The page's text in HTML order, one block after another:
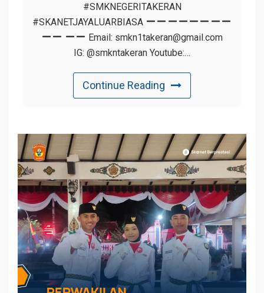
#SMKNEGERITAKERAN
#SKANETJAYALUARBIASA
Email: smkn1takeran@gmail.com
IG: @smkntakeran Youtube:…
Continue Reading